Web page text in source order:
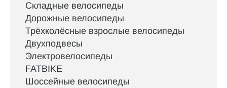
Складные велосипеды
Дорожные велосипеды
Трёхколёсные взрослые велосипеды
Двухподвесы
Электровелосипеды
FATBIKE
Шоссейные велосипеды